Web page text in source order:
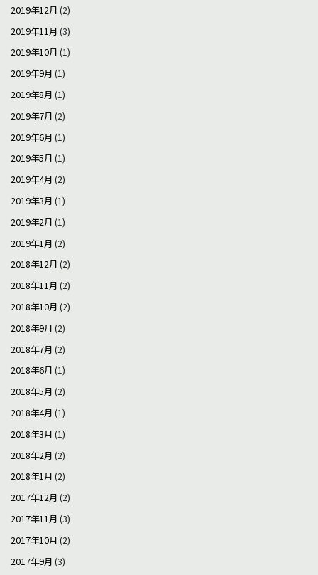
2019年12月 (2)
2019年11月 (3)
2019年10月 (1)
2019年9月 (1)
2019年8月 (1)
2019年7月 (2)
2019年6月 (1)
2019年5月 (1)
2019年4月 (2)
2019年3月 (1)
2019年2月 (1)
2019年1月 (2)
2018年12月 (2)
2018年11月 (2)
2018年10月 (2)
2018年9月 (2)
2018年7月 (2)
2018年6月 (1)
2018年5月 (2)
2018年4月 (1)
2018年3月 (1)
2018年2月 (2)
2018年1月 (2)
2017年12月 (2)
2017年11月 (3)
2017年10月 (2)
2017年9月 (3)